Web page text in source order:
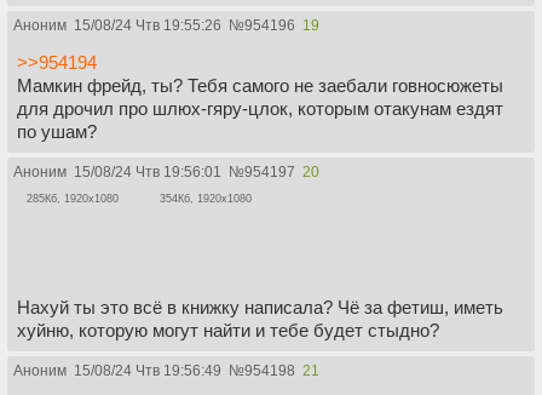
Аноним 15/08/24 Чтв 19:55:26 №954196 19
>>954194
Мамкин фрейд, ты? Тебя самого не заебали говносюжеты
для дрочил про шлюх-гяру-цлок, которым отакунам ездят
по ушам?
Аноним 15/08/24 Чтв 19:56:01 №954197 20
285Кб, 1920x1080 354Кб, 1920x1080
Нахуй ты это всё в книжку написала? Чё за фетиш, иметь
хуйню, которую могут найти и тебе будет стыдно?
Аноним 15/08/24 Чтв 19:56:49 №954198 21